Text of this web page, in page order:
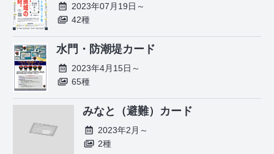
2023年07月19日～
42種
水門・防潮堤カード
2023年4月15日～
65種
みなと（避難）カード
2023年2月～
2種